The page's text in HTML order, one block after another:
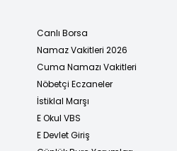
Canlı Borsa
Namaz Vakitleri 2026
Cuma Namazı Vakitleri
Nöbetçi Eczaneler
İstiklal Marşı
E Okul VBS
E Devlet Giriş